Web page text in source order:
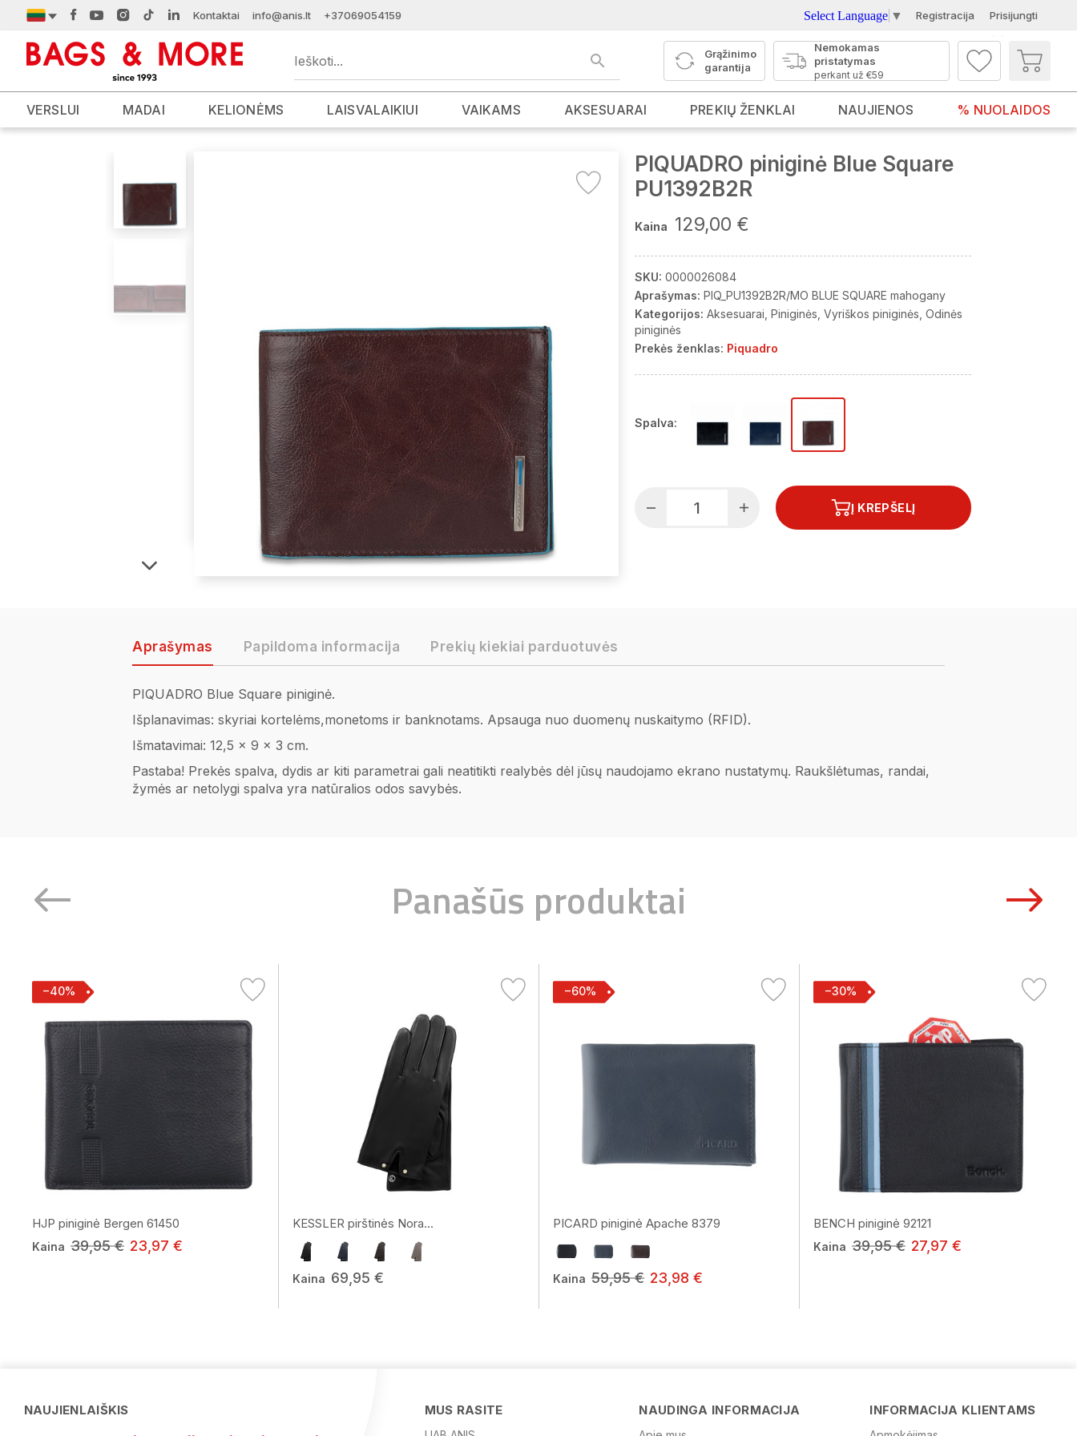
Kontaktai info@anis.lt +37069054159 Select Language ▼ Registracija Prisijungti
Grąžinimo
garantija
Nemokamas
pristatymas
perkant už €59
VERSLUI MADAI KELIONĖMS LAISVALAIKIUI VAIKAMS AKSESUARAI PREKIŲ ŽENKLAI NAUJIENOS % NUOLAIDOS
PIQUADRO piniginė Blue Square
PU1392B2R
Kaina 129,00 €
SKU: 0000026084
Aprašymas: PIQ_PU1392B2R/MO BLUE SQUARE mahogany
Kategorijos: Aksesuarai Piniginės Vyriškos piniginės Odinės
piniginės
Prekės ženklas: Piquadro
Spalva:
Į KREPŠELĮ
Aprašymas Papildoma informacija Prekių kiekiai parduotuvės
PIQUADRO Blue Square piniginė.
Išplanavimas: skyriai kortelėms,monetoms ir banknotams. Apsauga nuo duomenų nuskaitymo (RFID).
Išmatavimai: 12,5 x 9 x 3 cm.
Pastaba! Prekės spalva, dydis ar kiti parametrai gali neatitikti realybės dėl jūsų naudojamo ekrano nustatymų. Raukšlėtumas, randai,
žymės ar netolygi spalva yra natūralios odos savybės.
Panašūs produktai
−40%
HJP piniginė Bergen 61450
Kaina 39,95 € 23,97 €
KESSLER pirštinės Nora...
Kaina 69,95 €
−60%
PICARD piniginė Apache 8379
Kaina 59,95 € 23,98 €
−30%
BENCH piniginė 92121
Kaina 39,95 € 27,97 €
NAUJIENLAIŠKIS MUS RASITE NAUDINGA INFORMACIJA INFORMACIJA KLIENTAMS